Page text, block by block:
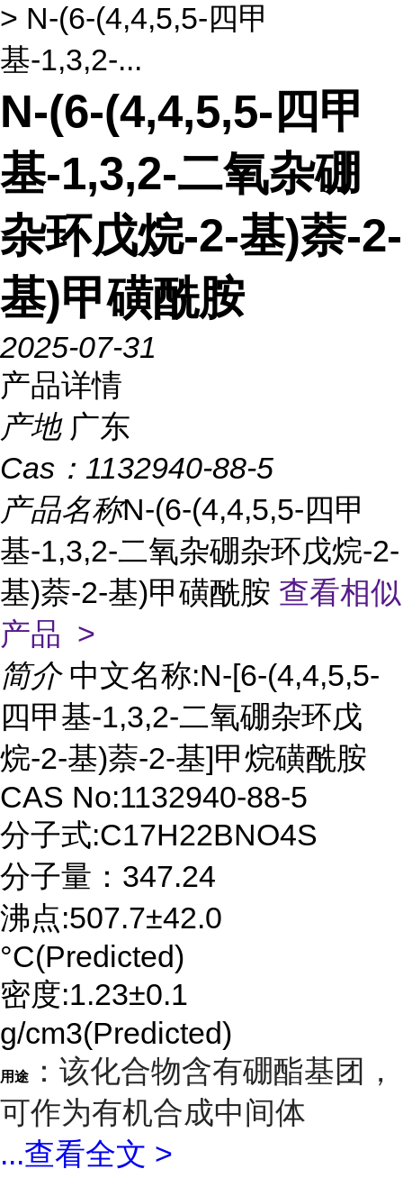
> N-(6-(4,4,5,5-四甲
基-1,3,2-...
N-(6-(4,4,5,5-四甲
基-1,3,2-二氧杂硼
杂环戊烷-2-基)萘-2-
基)甲磺酰胺
2025-07-31
产品详情
产地 广东
Cas： 1132940-88-5
产品名称N-(6-(4,4,5,5-四甲
基-1,3,2-二氧杂硼杂环戊烷-2-
基)萘-2-基)甲磺酰胺 查看相似
产品 >
简介 中文名称:N-[6-(4,4,5,5-
四甲基-1,3,2-二氧硼杂环戊
烷-2-基)萘-2-基]甲烷磺酰胺
CAS No:1132940-88-5
分子式:C17H22BNO4S
分子量：347.24
沸点:507.7±42.0
°C(Predicted)
密度:1.23±0.1
g/cm3(Predicted)
用途
：该化合物含有硼酯基团，
可作为有机合成中间体
...查看全文 >